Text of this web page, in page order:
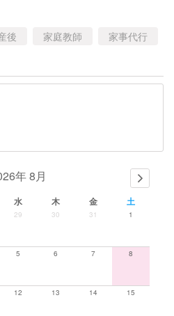
後 家庭教師 家事代行
年 8月
水 木 金 土
29 30 31 1
5 6 7 8
12 13 14 15